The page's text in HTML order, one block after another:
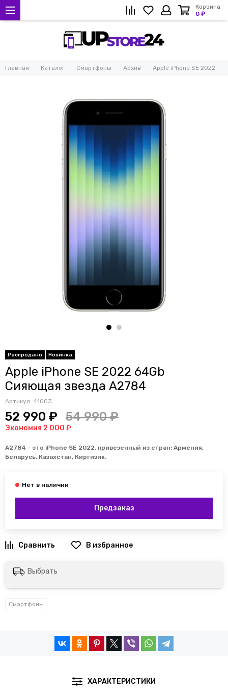
Корзина
0 ₽
Главная Каталог Смартфоны Архив Apple iPhone SE 2022
Распродано Новинка
Apple iPhone SE 2022 64Gb
Сияющая звезда A2784
Артикул: 41003
52 990 ₽ 54 990 ₽
Экономия 2 000 ₽
A2784 - это iPhone SE 2022, привезенный из стран: Армения,
Беларусь, Казахстан, Киргизия.
Предзаказ
Выбрать
Смартфоны
ХАРАКТЕРИСТИКИ